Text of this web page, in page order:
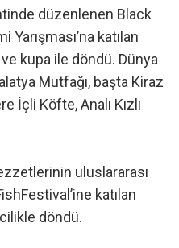
düzenlenen Black
katılan
kupa ile döndü. Dünya
Mutfağı, başta Kiraz
İçli Köfte, Analı Kızlı
uluslararası
katılan
döndü.